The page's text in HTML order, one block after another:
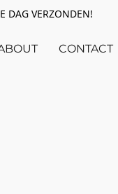
DAG VERZONDEN!
CONTACT